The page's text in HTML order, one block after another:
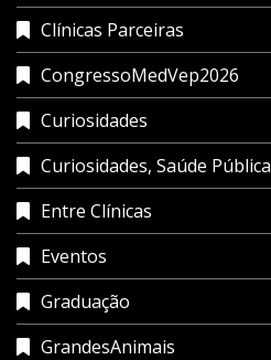
Clínicas Parceiras
CongressoMedVep2026
Curiosidades
Curiosidades, Saúde Pública
Entre Clínicas
Eventos
Graduação
GrandesAnimais